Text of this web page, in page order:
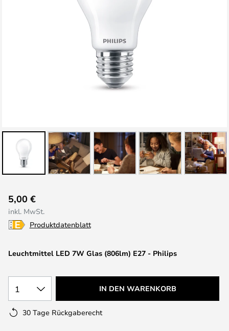
Anfang
der
Bildgalerie
Leuchtmittel LED 7W Glas (806lm) E27 - Philips
5,00 €
inkl. MwSt.
Produktdatenblatt
1 IN DEN WARENKORB
30 Tage Rückgaberecht